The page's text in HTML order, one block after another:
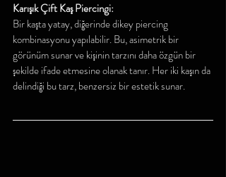
Karışık Çift Kaş Piercingi:
Bir kaşta yatay, diğerinde dikey piercing
kombinasyonu yapılabilir. Bu, asimetrik bir
görünüm sunar ve kişinin tarzını daha özgün bir
şekilde ifade etmesine olanak tanır. Her iki kaşın da
delindiği bu tarz, benzersiz bir estetik sunar.